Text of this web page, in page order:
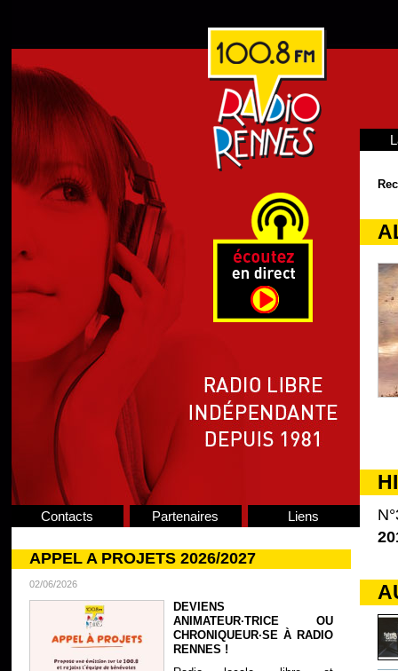
Contacts Partenaires Liens
APPEL A PROJETS 2026/2027
02/06/2026
DEVIENS
ANIMATEUR·TRICE OU
CHRONIQUEUR·SE À RADIO
RENNES !